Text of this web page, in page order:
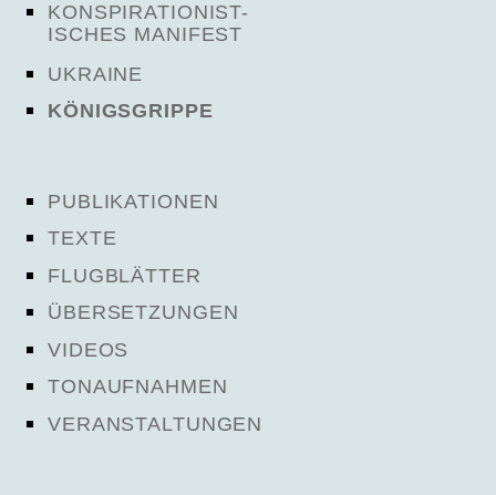
KONSPIRATIONIST-
ISCHES MANIFEST
UKRAINE
KÖNIGSGRIPPE
PUBLIKATIONEN
TEXTE
FLUGBLÄTTER
ÜBERSETZUNGEN
VIDEOS
TONAUFNAHMEN
VERANSTALTUNGEN